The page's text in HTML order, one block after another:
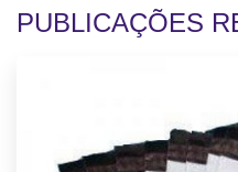
PUBLICAÇÕES